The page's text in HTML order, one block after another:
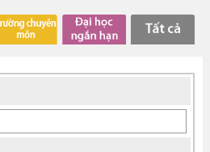
được phát huy kinh nghiệm du học trong
hầu hết du học sinh. Từ xưa đến nay
nước ngoài đều luôn tìm kiếm nhân
một nhân lực tài năng.